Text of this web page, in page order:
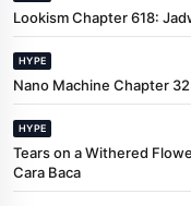
Lookism Chapter 618:
HYPE
Nano Machine Chapter
HYPE
Tears on a Withered
Cara Baca